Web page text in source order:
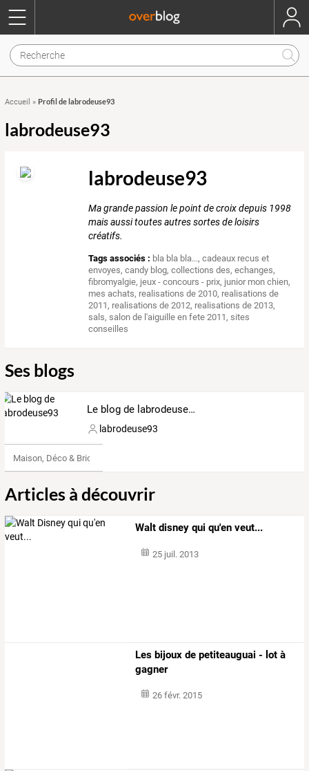
Accueil » Profil de labrodeuse93
labrodeuse93
labrodeuse93
Ma grande passion le point de croix depuis 1998
mais aussi toutes autres sortes de loisirs
créatifs.
Tags associés : bla bla bla...,cadeaux recus et
envoyes,candy blog,collections des,echanges,
fibromyalgie, jeux - concours - prix, junior mon chien,
mes achats, realisations de 2010, realisations de
2011, realisations de 2012, realisations de 2013,
sals,salon de l'aiguille en fete 2011,sites
conseilles
Ses blogs
Le blog de labrodeuse93
labrodeuse93
Maison, Déco & Bricolage
Articles à découvrir
Walt disney qui qu'en veut...
25 juil. 2013
Les bijoux de petiteauguai - lot à
gagner
26 févr. 2015